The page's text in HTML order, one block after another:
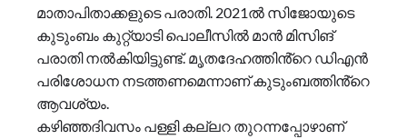
മാതാപിതാക്കളുടെ പരാതി. 2021ല്‍ സിജോയുടെ
കുടുംബം കുറ്റ്യാടി പൊലീസില്‍ മാൻ മിസിങ്
പരാതി നല്‍കിയിട്ടുണ്ട്. മൃതദേഹത്തിൻ്റെ ഡിഎൻ
പരിശോധന നടത്തണമെന്നാണ് കുടുംബത്തിൻ്റെ
ആവശ്യം.
കഴിഞ്ഞദിവസം പള്ളി കല്ലറ തുറന്നപ്പോഴാണ്